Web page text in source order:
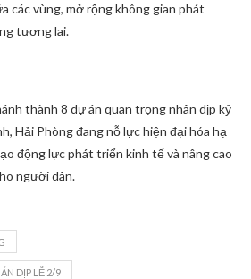
các vùng, mở rộng không gian phát
tương lai.
thành 8 dự án quan trọng nhân dịp kỷ
Hải Phòng đang nỗ lực hiện đại hóa hạ
động lực phát triển kinh tế và nâng cao
người dân.
DỊP LỄ 2/9